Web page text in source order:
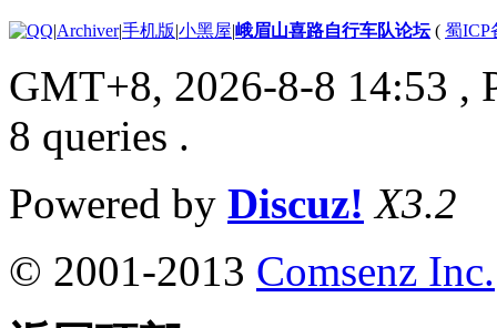
|Archiver|手机版|小黑屋|峨眉山喜路自行车队论坛( 蜀ICP
GMT+8, 2026-8-8 14:53 ,
8 queries .
Powered by Discuz! X3.2
© 2001-2013 Comsenz Inc.